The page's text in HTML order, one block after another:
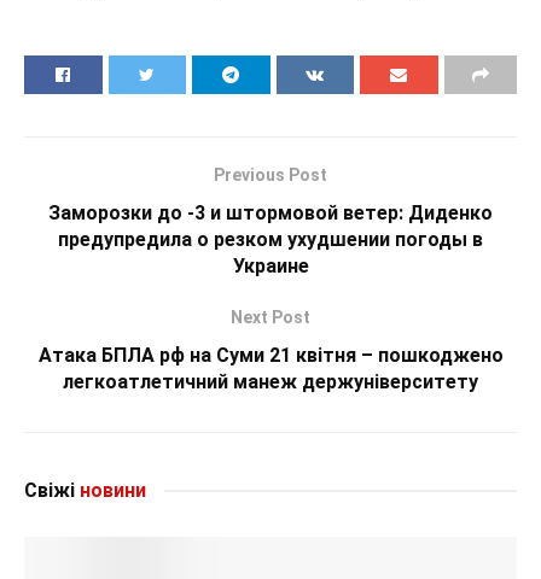
Previous Post
Заморозки до -3 и штормовой ветер: Диденко
предупредила о резком ухудшении погоды в
Украине
Next Post
Атака БПЛА рф на Суми 21 квітня – пошкоджено
легкоатлетичний манеж держуніверситету
Свіжі новини